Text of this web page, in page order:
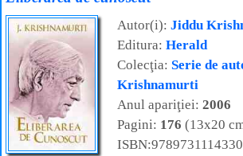
Autor(i): Jiddu
Editura: Herald
Colecţia: Serie de
Krishnamurti
Anul apariţiei: 2006
Pagini: 176 (13x20
ISBN:9789731114330